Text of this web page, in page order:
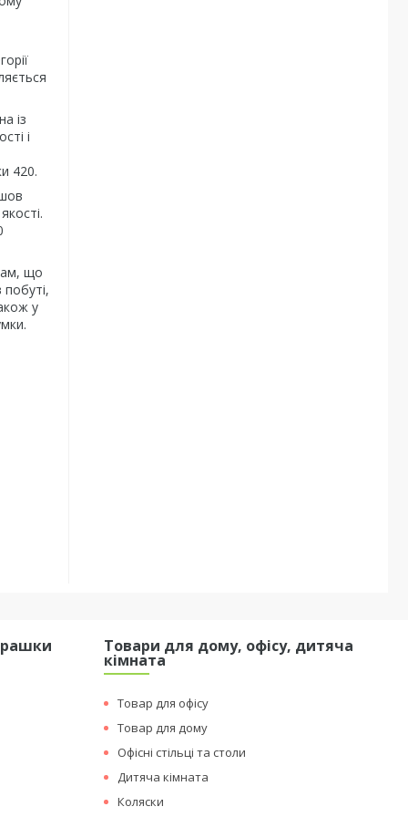
із
і
420.
що
у
Товари для дому, офісу, дитяча
кімната
Товар для офісу
Товар для дому
Офісні стільці та столи
Дитяча кімната
Коляски